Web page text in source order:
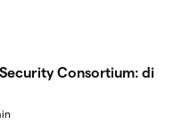
Consortium: di